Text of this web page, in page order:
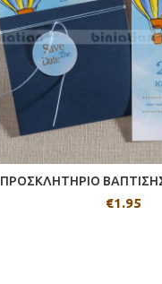
ΠΡΟΣΚΛΗΤΗΡΙΟ
€1.95